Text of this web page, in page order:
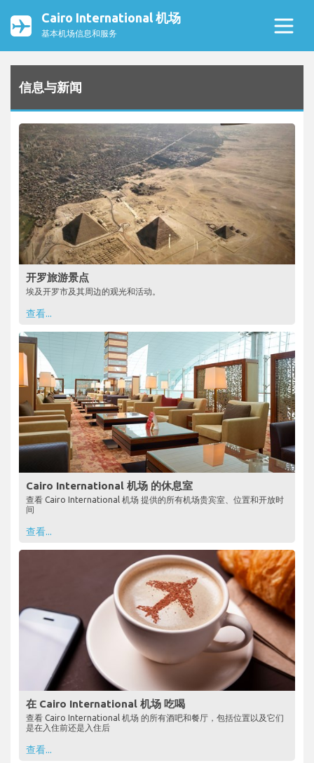
Cairo International 机场
基本机场信息和服务
信息与新闻
开罗旅游景点
埃及开罗市及其周边的观光和活动。
查看...
Cairo International 机场 的休息室
查看 Cairo International 机场 提供的所有机场贵宾室、位置和开放时
间
查看...
在 Cairo International 机场 吃喝
查看 Cairo International 机场 的所有酒吧和餐厅，包括位置以及它们
是在入住前还是入住后
查看...